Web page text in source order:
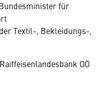
Bundesminister für
Textil-, Bekleidungs-,
, Raiffeisenlandesbank OÖ